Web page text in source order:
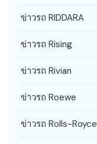
ข่าวรถ RIDDARA
ข่าวรถ Rising
ข่าวรถ Rivian
ข่าวรถ Roewe
ข่าวรถ Rolls-Royce